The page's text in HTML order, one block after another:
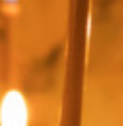
SEARCH